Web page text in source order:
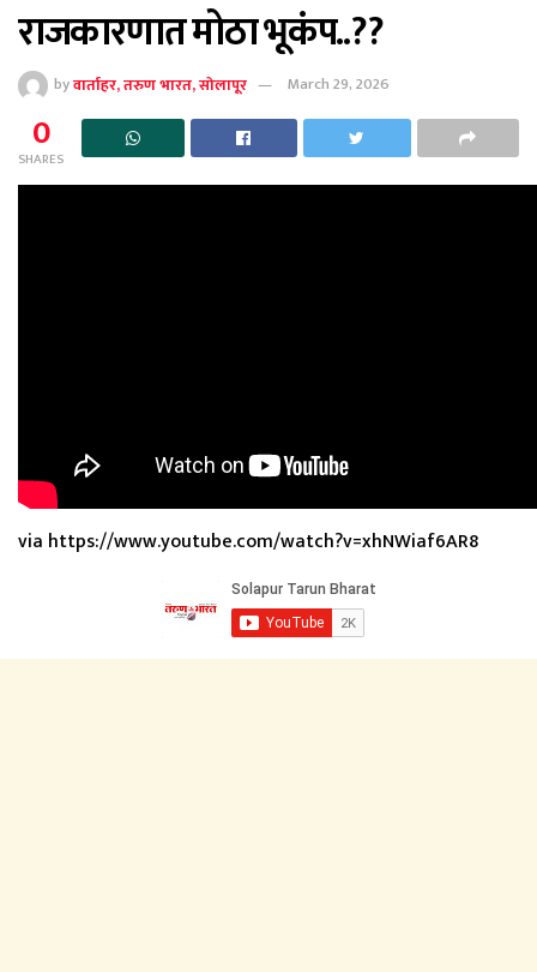
राजकारणात मोठा भूकंप..??
byवार्ताहर, तरुण भारत, सोलापूर March 29, 2026
0
SHARES
via https://www.youtube.com/watch?v=xhNWiaf6AR8